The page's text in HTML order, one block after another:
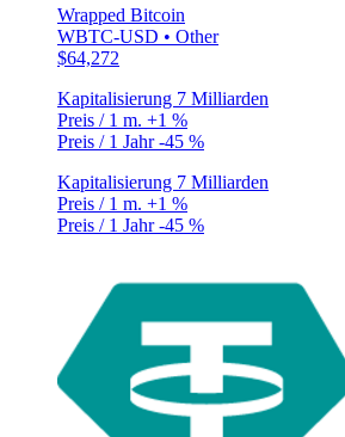
Wrapped Bitcoin
WBTC-USD • Other
$64,272
Kapitalisierung 7 Milliarden
Preis / 1 m. +1 %
Preis / 1 Jahr-45 %
Kapitalisierung 7 Milliarden
Preis / 1 m. +1 %
Preis / 1 Jahr-45 %